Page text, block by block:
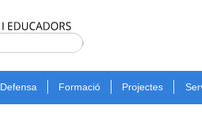
Type 2 or
for
results.
Cerca
Defensa Formació Projectes